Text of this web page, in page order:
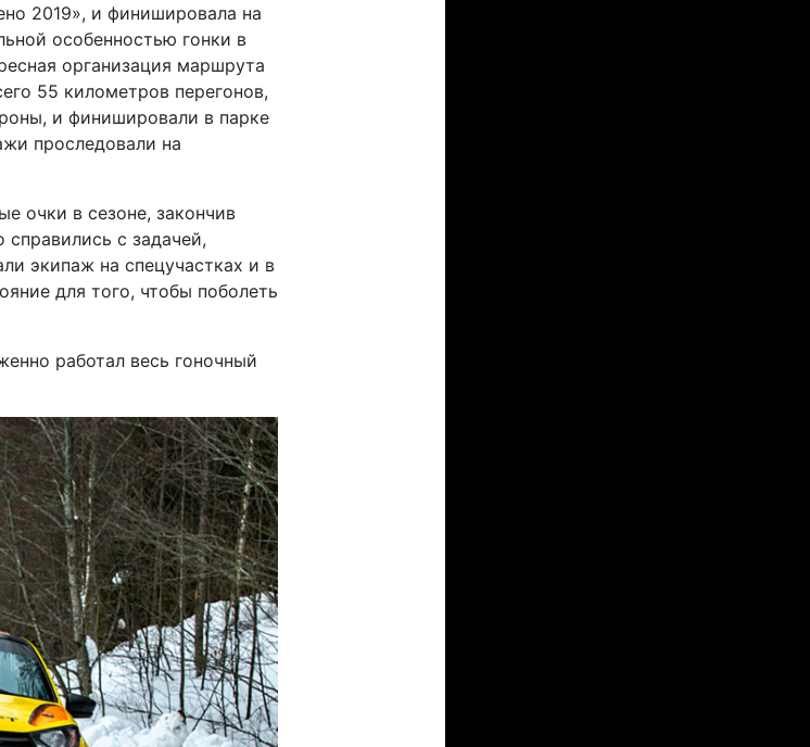
2019», и финишировала на
особенностью гонки в
организация маршрута
55 километров перегонов,
и финишировали в парке
проследовали на
очки в сезоне, закончив
с задачей,
экипаж на спецучастках и в
для того, чтобы поболеть
работал весь гоночный